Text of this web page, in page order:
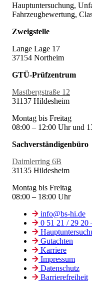
Hauptuntersuchung,
Fahrzeugbewertung,
Zweigstelle
Lange Lage 17
37154 Northeim
GTÜ-Prüfzentrum
Mastbergstraße 12
31137 Hildesheim
Montag bis Freitag
08:00 – 12:00 Uhr und
Sachverständigenbüro
Daimlerring 6B
31135 Hildesheim
Montag bis Freitag
08:00 – 18:00 Uhr
info@bs-hi.de
0 51 21 / 29 20
Gutachten
Karriere
Impressum
Datenschutz
Barrierefreiheit